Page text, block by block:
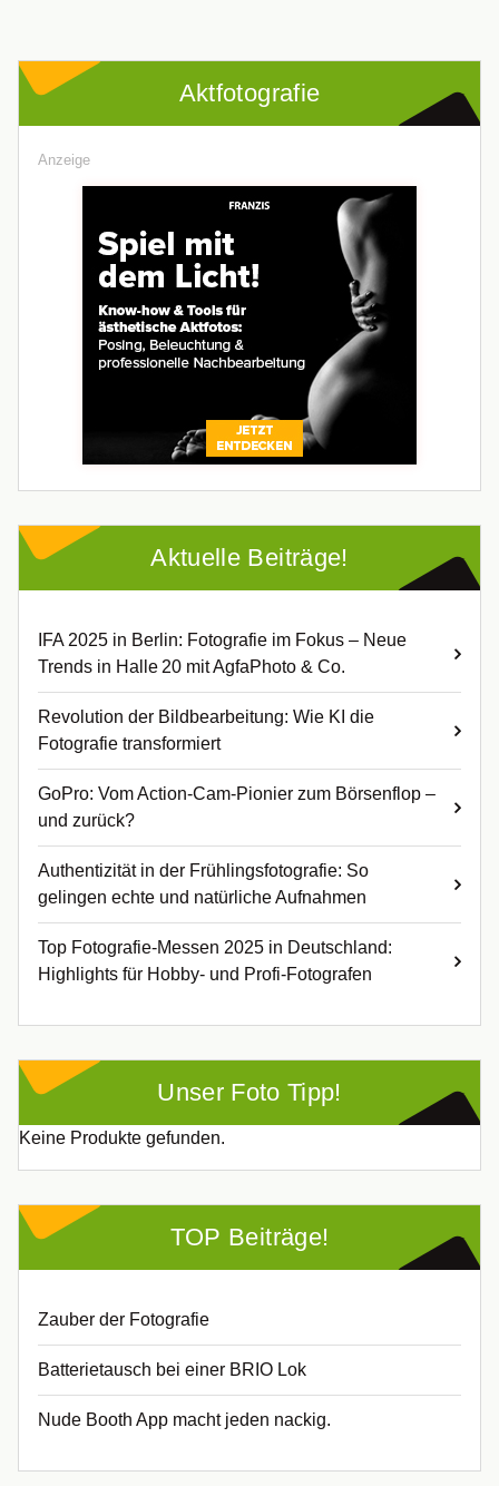
Aktfotografie
Anzeige
Aktuelle Beiträge!
IFA 2025 in Berlin: Fotografie im Fokus – Neue
Trends in Halle 20 mit AgfaPhoto & Co.
Revolution der Bildbearbeitung: Wie KI die
Fotografie transformiert
GoPro: Vom Action-Cam-Pionier zum Börsenflop –
und zurück?
Authentizität in der Frühlingsfotografie: So
gelingen echte und natürliche Aufnahmen
Top Fotografie-Messen 2025 in Deutschland:
Highlights für Hobby- und Profi-Fotografen
Unser Foto Tipp!
Keine Produkte gefunden.
TOP Beiträge!
Zauber der Fotografie
Batterietausch bei einer BRIO Lok
Nude Booth App macht jeden nackig.